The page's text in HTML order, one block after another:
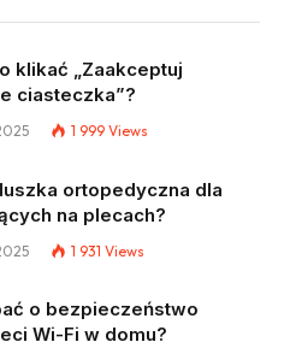
klikać „Zaakceptuj
ciasteczka”?
1 999 Views
ortopedyczna dla
na plecach?
1 931 Views
o bezpieczeństwo
Wi-Fi w domu?